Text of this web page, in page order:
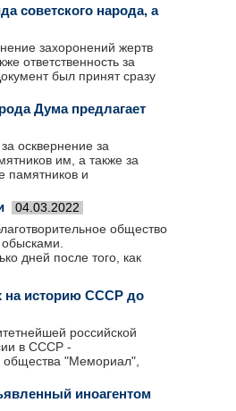
советского народа, а
захоронений жертв
ответственность за
был принят сразу
Дума предлагает
осквернение за
им, а также за
памятников и
04.03.2022
общество
дней после того, как
на историю СССР до
российской
в СССР -
общества "Мемориал",
иноагентом